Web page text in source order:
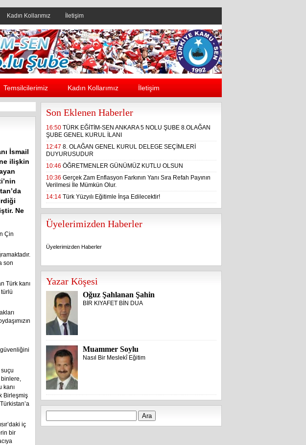
Kadın Kollarımız İletişim
Temsilcilerimiz Kadın Kollarımız İletişim
İsmail
ilişkin
Ne
Çin
son
Türk kanı
türlü
binlere,
kanı
Birleşmiş
iç
bir
Son Eklenen Haberler
16:50 TÜRK EĞİTİM-SEN ANKARA 5 NOLU ŞUBE 8.OLAĞAN
ŞUBE GENEL KURUL İLANI
12:47 8. OLAĞAN GENEL KURUL DELEGE SEÇİMLERİ
DUYURUSUDUR
10:46 ÖĞRETMENLER GÜNÜMÜZ KUTLU OLSUN
10:36 Gerçek Zam Enflasyon Farkının Yanı Sıra Refah Payının
Verilmesi İle Mümkün Olur.
14:14 Türk Yüzyılı Eğitimle İnşa Edilecektir!
Üyelerimizden Haberler
Üyelerimizden Haberler
Yazar Köşesi
Oğuz Şahlanan Şahin
BİR KIYAFET BİN DUA
Muammer Soylu
Nasıl Bir Meslekî Eğitim
Arama: